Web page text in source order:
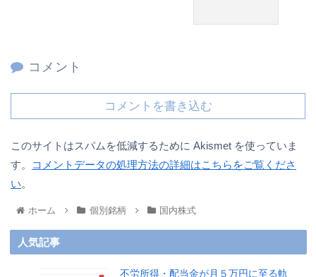
コメント
コメントを書き込む
このサイトはスパムを低減するために Akismet を使っていま
す。
コメントデータの処理方法の詳細はこちらをご覧くださ
い。
ホーム 個別銘柄 国内株式
人気記事
不労所得・配当金が月５万円に至る軌